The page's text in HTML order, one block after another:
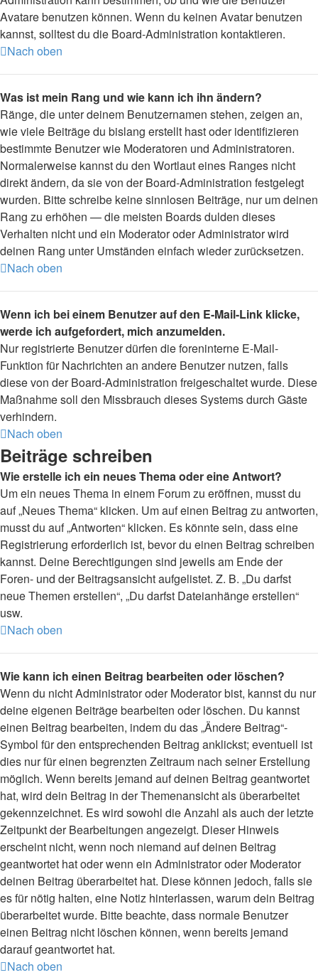
Avatare benutzen können. Wenn du keinen Avatar benutzen
kannst, solltest du die Board-Administration kontaktieren.
Nach oben
Was ist mein Rang und wie kann ich ihn ändern?
Ränge, die unter deinem Benutzernamen stehen, zeigen an,
wie viele Beiträge du bislang erstellt hast oder identifizieren
bestimmte Benutzer wie Moderatoren und Administratoren.
Normalerweise kannst du den Wortlaut eines Ranges nicht
direkt ändern, da sie von der Board-Administration festgelegt
wurden. Bitte schreibe keine sinnlosen Beiträge, nur um deinen
Rang zu erhöhen — die meisten Boards dulden dieses
Verhalten nicht und ein Moderator oder Administrator wird
deinen Rang unter Umständen einfach wieder zurücksetzen.
Nach oben
Wenn ich bei einem Benutzer auf den E-Mail-Link klicke,
werde ich aufgefordert, mich anzumelden.
Nur registrierte Benutzer dürfen die foreninterne E-Mail-
Funktion für Nachrichten an andere Benutzer nutzen, falls
diese von der Board-Administration freigeschaltet wurde. Diese
Maßnahme soll den Missbrauch dieses Systems durch Gäste
verhindern.
Nach oben
Beiträge schreiben
Wie erstelle ich ein neues Thema oder eine Antwort?
Um ein neues Thema in einem Forum zu eröffnen, musst du
auf „Neues Thema“ klicken. Um auf einen Beitrag zu antworten,
musst du auf „Antworten“ klicken. Es könnte sein, dass eine
Registrierung erforderlich ist, bevor du einen Beitrag schreiben
kannst. Deine Berechtigungen sind jeweils am Ende der
Foren- und der Beitragsansicht aufgelistet. Z. B. „Du darfst
neue Themen erstellen“, „Du darfst Dateianhänge erstellen“
usw.
Nach oben
Wie kann ich einen Beitrag bearbeiten oder löschen?
Wenn du nicht Administrator oder Moderator bist, kannst du nur
deine eigenen Beiträge bearbeiten oder löschen. Du kannst
einen Beitrag bearbeiten, indem du das „Ändere Beitrag“-
Symbol für den entsprechenden Beitrag anklickst; eventuell ist
dies nur für einen begrenzten Zeitraum nach seiner Erstellung
möglich. Wenn bereits jemand auf deinen Beitrag geantwortet
hat, wird dein Beitrag in der Themenansicht als überarbeitet
gekennzeichnet. Es wird sowohl die Anzahl als auch der letzte
Zeitpunkt der Bearbeitungen angezeigt. Dieser Hinweis
erscheint nicht, wenn noch niemand auf deinen Beitrag
geantwortet hat oder wenn ein Administrator oder Moderator
deinen Beitrag überarbeitet hat. Diese können jedoch, falls sie
es für nötig halten, eine Notiz hinterlassen, warum dein Beitrag
überarbeitet wurde. Bitte beachte, dass normale Benutzer
einen Beitrag nicht löschen können, wenn bereits jemand
darauf geantwortet hat.
Nach oben